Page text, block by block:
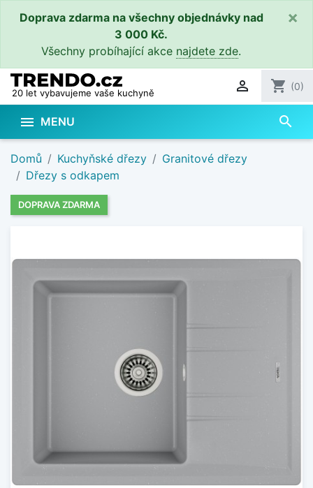
Doprava zdarma na všechny objednávky nad
3 000 Kč.
Všechny probíhající akce najdete zde.
×
20 let vybavujeme vaše kuchyně  shopping_cart (0)
 MENU search
Domů Kuchyňské dřezy
Granitové dřezy
Dřezy s odkapem
DOPRAVA ZDARMA